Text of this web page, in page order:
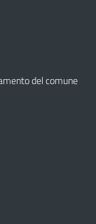
del comune